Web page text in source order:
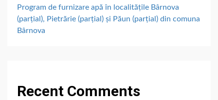
Program de furnizare apă în localitățile Bârnova
(parțial), Pietrărie (parțial) și Păun (parțial) din comuna
Bârnova
Recent Comments